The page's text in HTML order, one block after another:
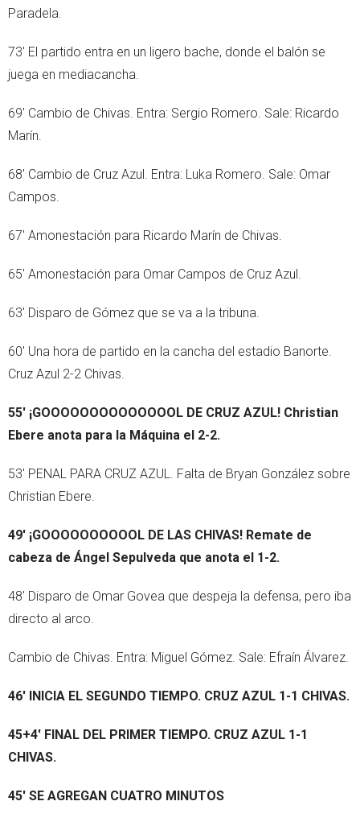
Paradela.
73' El partido entra en un ligero bache, donde el balón se
juega en mediacancha.
69' Cambio de Chivas. Entra: Sergio Romero. Sale: Ricardo
Marín.
68' Cambio de Cruz Azul. Entra: Luka Romero. Sale: Omar
Campos.
67' Amonestación para Ricardo Marín de Chivas.
65' Amonestación para Omar Campos de Cruz Azul.
63' Disparo de Gómez que se va a la tribuna.
60' Una hora de partido en la cancha del estadio Banorte.
Cruz Azul 2-2 Chivas.
55' ¡GOOOOOOOOOOOOOOL DE CRUZ AZUL! Christian
Ebere anota para la Máquina el 2-2.
53' PENAL PARA CRUZ AZUL. Falta de Bryan González sobre
Christian Ebere.
49' ¡GOOOOOOOOOOL DE LAS CHIVAS! Remate de
cabeza de Ángel Sepulveda que anota el 1-2.
48' Disparo de Omar Govea que despeja la defensa, pero iba
directo al arco.
Cambio de Chivas. Entra: Miguel Gómez. Sale: Efraín Álvarez.
46' INICIA EL SEGUNDO TIEMPO. CRUZ AZUL 1-1 CHIVAS.
45+4' FINAL DEL PRIMER TIEMPO. CRUZ AZUL 1-1
CHIVAS.
45' SE AGREGAN CUATRO MINUTOS